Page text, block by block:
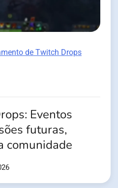
de Twitch Drops
Eventos
futuras,
comunidade